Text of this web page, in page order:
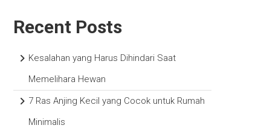
Recent Posts
Kesalahan yang Harus Dihindari Saat
Memelihara Hewan
7 Ras Anjing Kecil yang Cocok untuk Rumah
Minimalis